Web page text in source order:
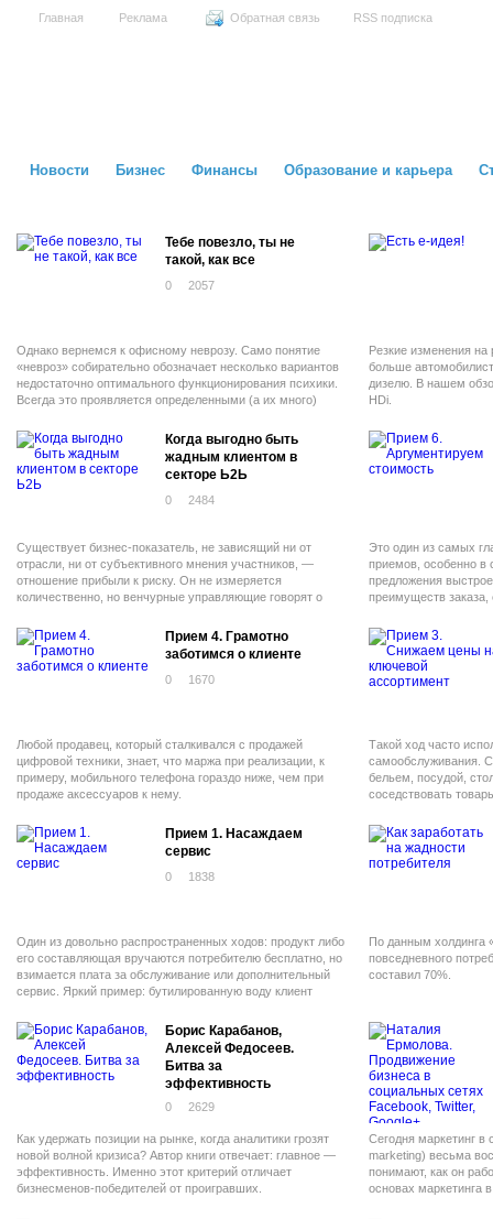
Главная Реклама Обратная связь RSS подписка
Новости Бизнес Финансы Образование и карьера
Тебе повезло, ты не
такой, как все
0 2057
Однако вернемся к офисному неврозу. Само понятие
«невроз» собирательно обозначает несколько вариантов
недостаточно оптимального функционирования психики.
Всегда это проявляется определенными (а их много)
выше.
Резкие изменения
больше
дизелю. В нашем
HDi.
Когда выгодно быть
жадным клиентом в
секторе Ь2Ь
0 2484
Существует бизнес-показатель, не зависящий ни от
отрасли, ни от субъективного мнения участников, —
отношение прибыли к риску. Он не измеряется
количественно, но венчурные управляющие говорят о
государственных краткосрочных облигаций США (4%) к
минимальному риску равно результату деления прибыли
колумбийского наркокартеля (600%) на высочайшие
Это один из самых
приемов, особенно в
предложения
преимуществ заказа,
Прием 4. Грамотно
заботимся о клиенте
0 1670
Любой продавец, который сталкивался с продажей
цифровой техники, знает, что маржа при реализации, к
примеру, мобильного телефона гораздо ниже, чем при
продаже аксессуаров к нему.
Такой ход часто
самообслуживания.
бельем, посудой,
соседствовать
потребителя: он
Прием 1. Насаждаем
сервис
0 1838
Один из довольно распространенных ходов: продукт либо
его составляющая вручаются потребителю бесплатно, но
взимается плата за обслуживание или дополнительный
сервис. Яркий пример: бутилированную воду клиент
По данным холдинга
повседневного
составил 70%.
Борис Карабанов,
Алексей Федосеев.
Битва за
эффективность
0 2629
Как удержать позиции на рынке, когда аналитики грозят
новой волной кризиса? Автор книги отвечает: главное —
эффективность. Именно этот критерий отличает
бизнесменов-победителей от проигравших.
Сегодня маркетинг в
marketing) весьма
понимают, как он
основах маркетинга